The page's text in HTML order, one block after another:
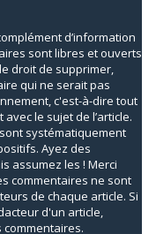
d’information
sont libres et ouverts
droit de supprimer,
qui ne serait pas
c'est-à-dire tout
le sujet de l’article.
systématiquement
Ayez des
assumez les ! Merci
commentaires ne sont
de chaque article. Si
d'un article,